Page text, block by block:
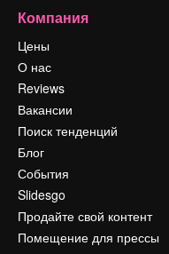
Компания
Цены
О нас
Reviews
Вакансии
Поиск тенденций
Блог
События
Slidesgo
Продайте свой контент
Помещение для прессы